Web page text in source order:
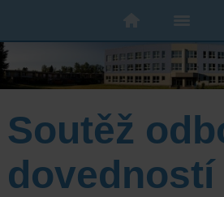
Soutěž
dovedností